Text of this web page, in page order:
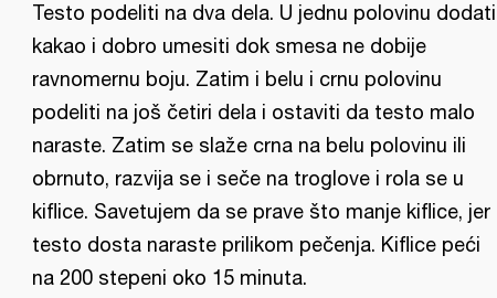
Testo podeliti na dva dela. U jednu polovinu dodati
kakao i dobro umesiti dok smesa ne dobije
ravnomernu boju. Zatim i belu i crnu polovinu
podeliti na još četiri dela i ostaviti da testo malo
naraste. Zatim se slaže crna na belu polovinu ili
obrnuto, razvija se i seče na troglove i rola se u
kiflice. Savetujem da se prave što manje kiflice, jer
testo dosta naraste prilikom pečenja. Kiflice peći
na 200 stepeni oko 15 minuta.